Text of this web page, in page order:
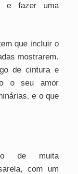
e fazer uma
que incluir o
mostrarem.
de cintura e
o seu amor
e o que
de muita
com um